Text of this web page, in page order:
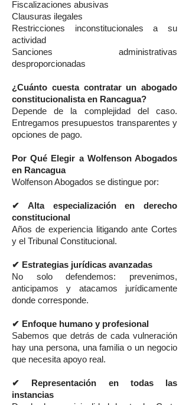
Fiscalizaciones abusivas
Clausuras ilegales
Restricciones inconstitucionales a su
actividad
Sanciones administrativas
desproporcionadas
¿Cuánto cuesta contratar un abogado
constitucionalista en Rancagua?
Depende de la complejidad del caso.
Entregamos presupuestos transparentes y
opciones de pago.
Por Qué Elegir a Wolfenson Abogados
en Rancagua
Wolfenson Abogados se distingue por:
✔ Alta especialización en derecho
constitucional
Años de experiencia litigando ante Cortes
y el Tribunal Constitucional.
✔ Estrategias jurídicas avanzadas
No solo defendemos: prevenimos,
anticipamos y atacamos jurídicamente
donde corresponde.
✔ Enfoque humano y profesional
Sabemos que detrás de cada vulneración
hay una persona, una familia o un negocio
que necesita apoyo real.
✔ Representación en todas las
instancias